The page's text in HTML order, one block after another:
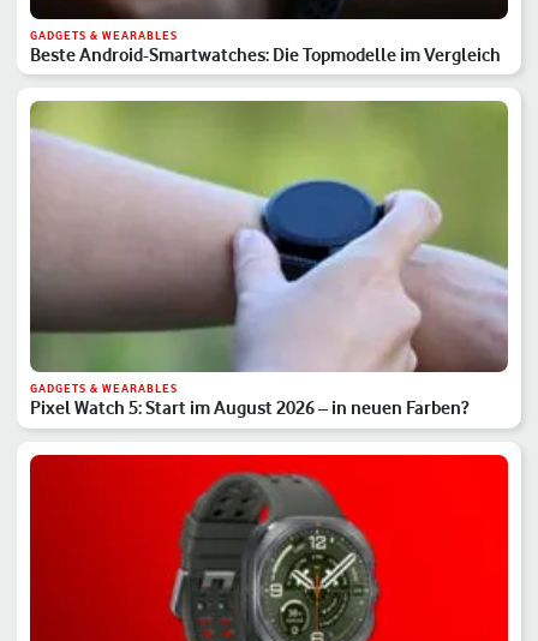
GADGETS & WEARABLES
Beste Android-Smartwatches: Die Topmodelle im Vergleich
GADGETS & WEARABLES
Pixel Watch 5: Start im August 2026 – in neuen Farben?